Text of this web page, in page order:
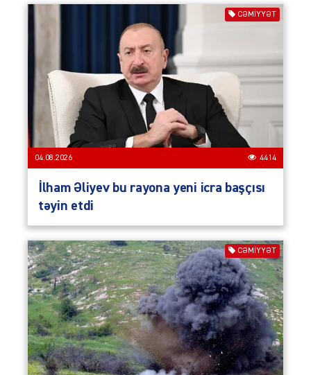
CƏMIYYƏT
04.08.2026 4414
İlham Əliyev bu rayona yeni icra başçısı
təyin etdi
CƏMIYYƏT